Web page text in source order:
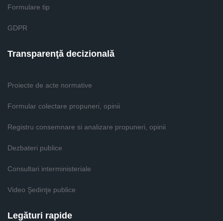
Formulare tip
GDPR
Transparenţă decizională
Proiecte de acte normative
Formular colectare propuneri, opinii
Registru consemnare si analizare propuneri, opinii
Dezbateri publice
Consultari interministeriale
Video Şedinţe publice
Legături rapide